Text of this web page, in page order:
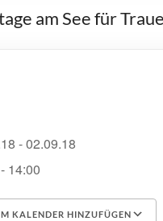
am See für
- 02.09.18
14:00
KALENDER HINZUFÜGEN